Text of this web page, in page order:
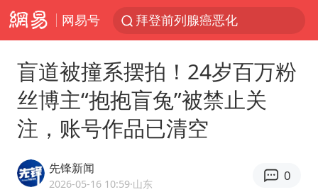
网易号
拜登前列腺癌恶化
上海轨交全网络地面高架区段限速运行
2026年7月份居民消费价格同比上涨0.5%
盲道被撞系摆拍！24岁百万粉
丝博主“抱抱盲兔”被禁止关
注，账号作品已清空
先锋新闻
2026-05-16 10:59·山东
0